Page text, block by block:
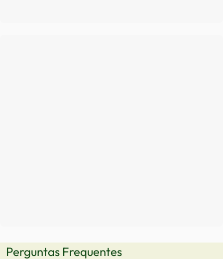
Perguntas Frequentes